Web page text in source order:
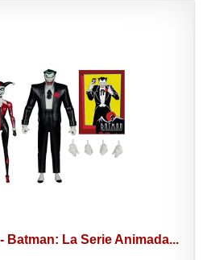
Batman: La Serie Animada...